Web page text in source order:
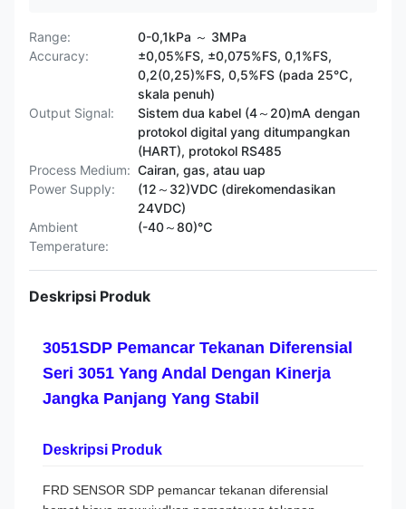
Range:
0-0,1kPa ～ 3MPa
Accuracy:
±0,05%FS, ±0,075%FS, 0,1%FS,
0,2(0,25)%FS, 0,5%FS (pada 25℃,
skala penuh)
Output Signal:
Sistem dua kabel (4～20)mA dengan
protokol digital yang ditumpangkan
(HART), protokol RS485
Process Medium: Cairan, gas, atau uap
Power Supply:
(12～32)VDC (direkomendasikan
24VDC)
Ambient
Temperature:
(-40～80)℃
Deskripsi Produk
3051SDP Pemancar Tekanan Diferensial
Seri 3051 Yang Andal Dengan Kinerja
Jangka Panjang Yang Stabil
Deskripsi Produk
FRD SENSOR SDP pemancar tekanan diferensial